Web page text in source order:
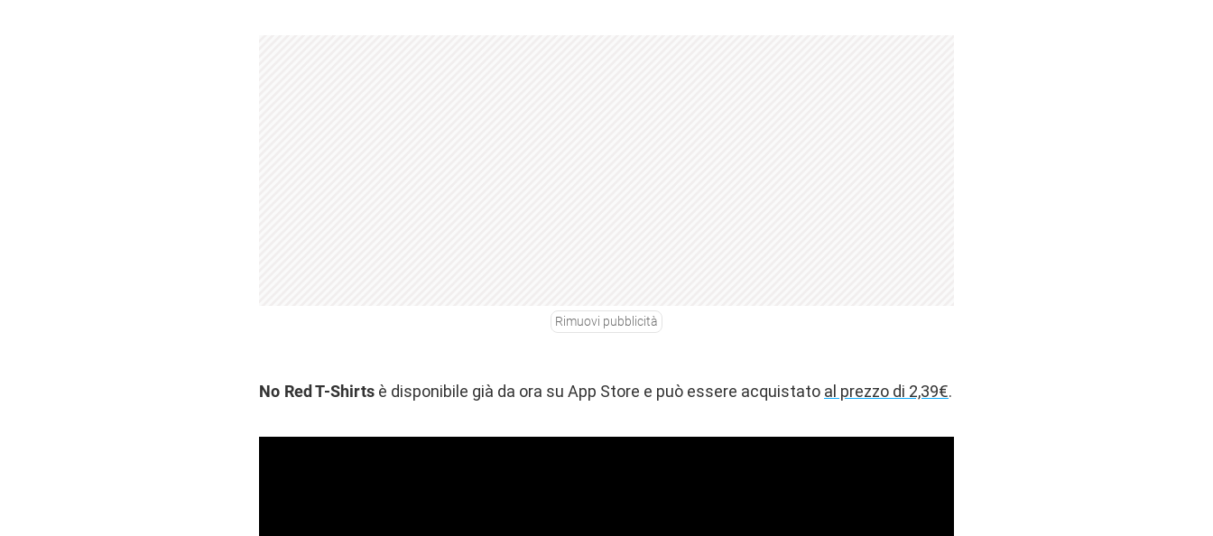
Rimuovi pubblicità
No Red T-Shirts è disponibile già da ora su App Store e può essere acquistato al prezzo di 2,39€.